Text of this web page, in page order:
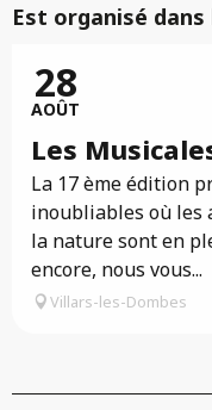
Est organisé dans
28
AOÛT
Les
La 17 ème édition
inoubliables où les
la nature sont en
encore, nous vous...
Villars-les-Dombes